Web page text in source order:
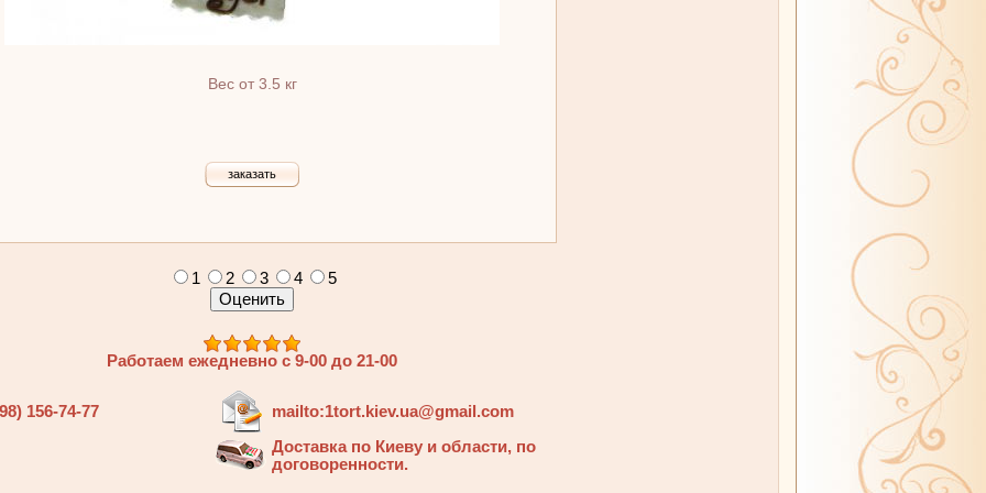
Вес от 3.5 кг
заказать
1 2 3 4 5
Работаем ежедневно с 9-00 до 21-00
156-74-77
mailto:1tort.kiev.ua@gmail.com
Доставка по Киеву и области, по
договоренности.